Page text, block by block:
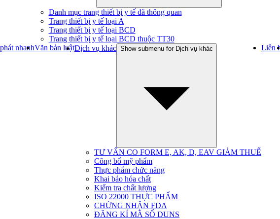
Danh mục trang thiết bị y tế đã thông quan
Trang thiết bị y tế loại A
Trang thiết bị y tế loại BCD
Trang thiết bị y tế loại BCD thuộc TT30
nhanhVăn bản luậtDịch vụ khác Show submenu for Dịch vụ khác
TƯ VẤN CO FORM E, AK, D, EAV GIẢM THUẾ
Công bố mỹ phẩm
Thực phẩm chức năng
Khai báo hóa chất
Kiểm tra chất lượng
ISO 22000 THỰC PHẨM
CHỨNG NHẬN FDA
ĐĂNG KÍ MÃ SỐ DUNS
Liên